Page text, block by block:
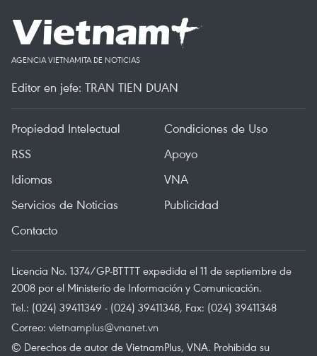
AGENCIA VIETNAMITA DE NOTICIAS
Editor en jefe: TRAN TIEN DUAN
Propiedad Intelectual
Condiciones de Uso
RSS
Apoyo
Idiomas
VNA
Servicios de Noticias
Publicidad
Contacto
Licencia No. 1374/GP-BTTTT expedida el 11 de septiembre de
2008 por el Ministerio de Información y Comunicación.
Tel.: (024) 39411349 - (024) 39411348, Fax: (024) 39411348
Correo: vietnamplus@vnanet.vn
© Derechos de autor de VietnamPlus, VNA. Prohibida su